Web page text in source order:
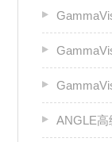
GammaVision
ANGLE高级γ